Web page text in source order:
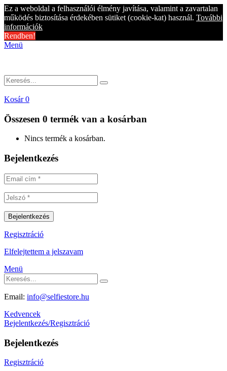
Ez a weboldal a felhasználói élmény javítása, valamint a zavartalan
működés biztosítása érdekében sütiket (cookie-kat) használ. További
információk
Rendben!
Menü
Kosár 0
Összesen 0 termék van a kosárban
Nincs termék a kosárban.
Bejelentkezés
Regisztráció
Elfelejtettem a jelszavam
Menü
Email: info@selfiestore.hu
Kedvencek
Bejelentkezés/Regisztráció
Bejelentkezés
Regisztráció